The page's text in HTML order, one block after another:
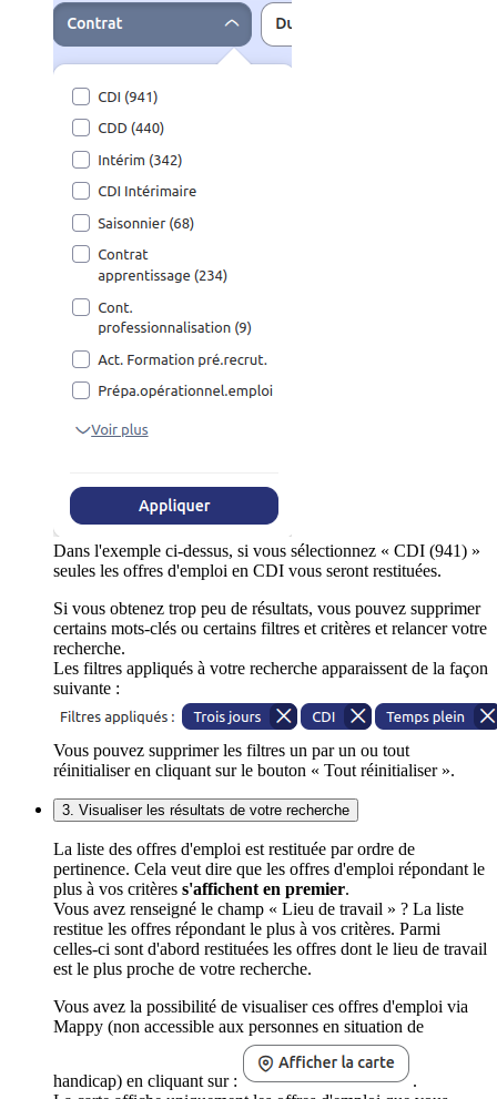
Dans l'exemple ci-dessus, si vous sélectionnez « CDI (941) »
seules les offres d'emploi en CDI vous seront restituées.
Si vous obtenez trop peu de résultats, vous pouvez supprimer
certains mots-clés ou certains filtres et critères et relancer votre
recherche.
Les filtres appliqués à votre recherche apparaissent de la façon
suivante :
Vous pouvez supprimer les filtres un par un ou tout
réinitialiser en cliquant sur le bouton « Tout réinitialiser ».
3. Visualiser les résultats de votre recherche
La liste des offres d'emploi est restituée par ordre de
pertinence. Cela veut dire que les offres d'emploi répondant le
plus à vos critères s'affichent en premier.
Vous avez renseigné le champ « Lieu de travail » ? La liste
restitue les offres répondant le plus à vos critères. Parmi
celles-ci sont d'abord restituées les offres dont le lieu de travail
est le plus proche de votre recherche.
Vous avez la possibilité de visualiser ces offres d'emploi via
Mappy (non accessible aux personnes en situation de
handicap) en cliquant sur :
.